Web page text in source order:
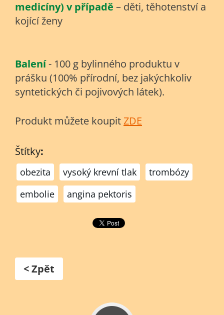
medicíny) v případě – děti, těhotenství a
kojící ženy
Balení- 100 g bylinného produktu v
prášku (100% přírodní, bez jakýchkoliv
syntetických či pojivových látek).
Produkt můžete koupitZDE
Štítky:
obezita vysoký krevní tlak
trombózy
embolie
angina pektoris
< Zpět